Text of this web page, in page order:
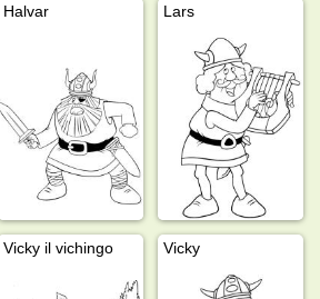
Halvar Lars
Vicky il vichingo Vicky